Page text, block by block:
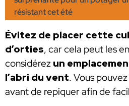
résistant cet été
Évitez de placer cette
d’orties, car cela peut les
considérez un
l’abri du vent. Vous pouvez
avant de repiquer afin de